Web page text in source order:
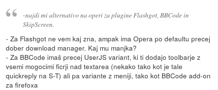
-najdi mi alternativo na operi za plugine Flashgot, BBCode in
SkipScreen.
- Za Flashgot ne vem kaj zna, ampak ima Opera po defaultu precej
dober download manager. Kaj mu manjka?
- Za BBCode imaš precej UserJS variant, ki ti dodajo toolbarje z
vsemi mogocimi ficrji nad textarea (nekako tako kot je tale
quickreply na S-T) ali pa variante z meniji, tako kot BBCode add-on
za firefoxa